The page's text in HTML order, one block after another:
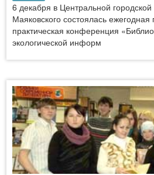
6 декабря в Центральной
Маяковского состоялась ежегодная
практическая конференция
экологической информ